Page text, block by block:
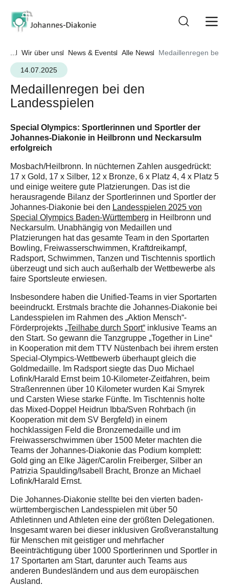
... Wir über uns News & Events Alle News
Medaillenregen bei
14.07.2025
Medaillenregen bei den
Landesspielen
Special Olympics: Sportlerinnen und Sportler der
Johannes-Diakonie in Heilbronn und Neckarsulm
erfolgreich
Mosbach/Heilbronn. In nüchternen Zahlen ausgedrückt:
17 x Gold, 17 x Silber, 12 x Bronze, 6 x Platz 4, 4 x Platz 5
und einige weitere gute Platzierungen. Das ist die
herausragende Bilanz der Sportlerinnen und Sportler der
Johannes-Diakonie bei den Landesspielen 2025 von
Special Olympics Baden-Württemberg in Heilbronn und
Neckarsulm. Unabhängig von Medaillen und
Platzierungen hat das gesamte Team in den Sportarten
Bowling, Freiwasserschwimmen, Kraftdreikampf,
Radsport, Schwimmen, Tanzen und Tischtennis sportlich
überzeugt und sich auch außerhalb der Wettbewerbe als
faire Sportsleute erwiesen.
Insbesondere haben die Unified-Teams in vier Sportarten
beeindruckt. Erstmals brachte die Johannes-Diakonie bei
Landesspielen im Rahmen des „Aktion Mensch“-
Förderprojekts„Teilhabe durch Sport“ inklusive Teams an
den Start. So gewann die Tanzgruppe „Together in Line“
in Kooperation mit dem TTV Nüstenbach bei ihrem ersten
Special-Olympics-Wettbewerb überhaupt gleich die
Goldmedaille. Im Radsport siegte das Duo Michael
Lofink/Harald Ernst beim 10-Kilometer-Zeitfahren, beim
Straßenrennen über 10 Kilometer wurden Kai Smyrek
und Carsten Wiese starke Fünfte. Im Tischtennis holte
das Mixed-Doppel Heidrun Ibba/Sven Rohrbach (in
Kooperation mit dem SV Bergfeld) in einem
hochklassigen Feld die Bronzemedaille und im
Freiwasserschwimmen über 1500 Meter machten die
Teams der Johannes-Diakonie das Podium komplett:
Gold ging an Elke Jäger/Carolin Freiberger, Silber an
Patrizia Spaulding/Isabell Bracht, Bronze an Michael
Lofink/Harald Ernst.
Die Johannes-Diakonie stellte bei den vierten baden-
württembergischen Landesspielen mit über 50
Athletinnen und Athleten eine der größten Delegationen.
Insgesamt waren bei dieser inklusiven Großveranstaltung
für Menschen mit geistiger und mehrfacher
Beeinträchtigung über 1000 Sportlerinnen und Sportler in
17 Sportarten am Start, darunter auch Teams aus
anderen Bundesländern und aus dem europäischen
Ausland.